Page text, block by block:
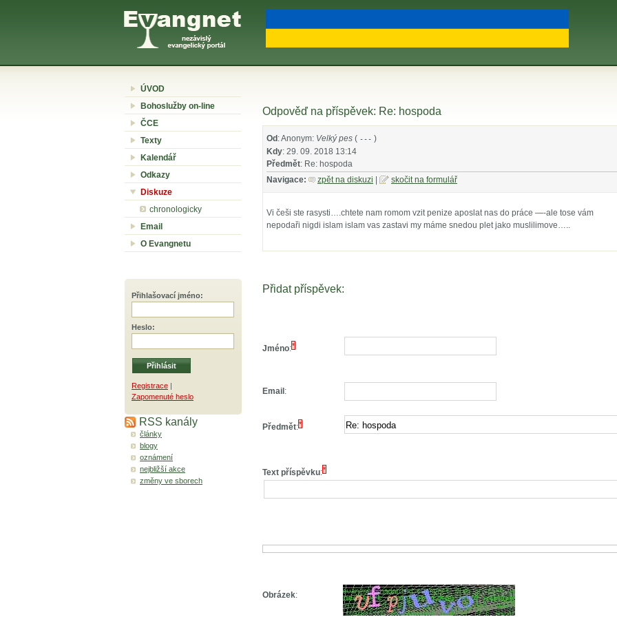
ÚVOD
Bohoslužby on-line
ČCE
Texty
Kalendář
Odkazy
Diskuze
chronologicky
Email
O Evangnetu
Přihlašovací jméno:
Heslo:
Registrace |
Zapomenuté heslo
RSS kanály
články
blogy
oznámení
nejbližší akce
změny ve sborech
Odpověď na příspěvek: Re: hospoda
Od : Anonym: Velký pes ( --- )
Kdy: 29. 09. 2018 13:14
Předmět: Re: hospoda
Navigace:
zpět na diskuzi skočit na formulář
Vi češi ste rasysti….chtete nam romom vzit penize aposlat nas do práce —-ale tose vám
nepodaři nigdi islam islam vas zastavi my máme snedou plet jako muslilimove…..
Přidat příspěvek:
Jméno:*
Email :
Předmět:*
Text příspěvku:*
Obrázek: